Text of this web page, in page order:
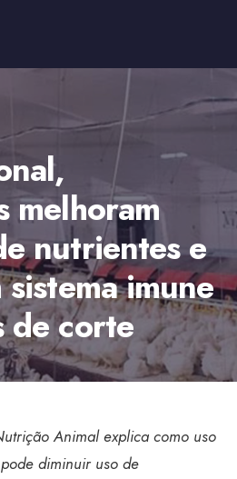
melhoram
nutrientes e
imune
de corte
Animal explica como uso
diminuir uso de